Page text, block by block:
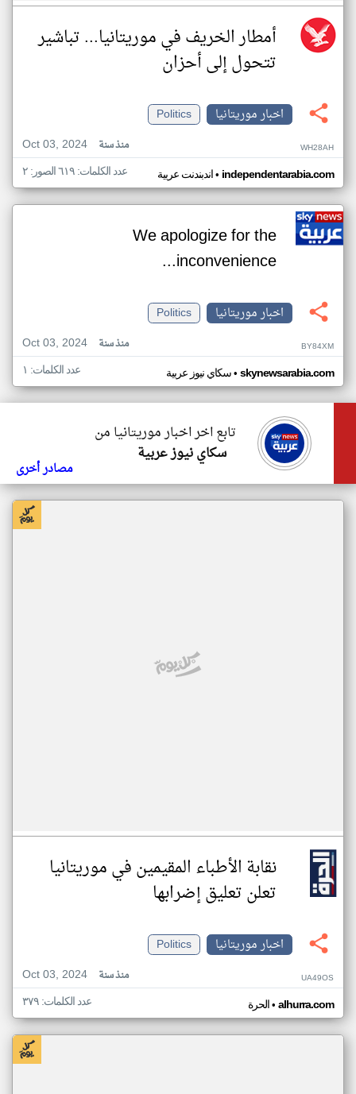
أمطار الخريف في موريتانيا... تباشير
تتحول إلى أحزان
اخبار موريتانيا
Politics
Oct 03, 2024
منذ سنة WH28AH
اندبندنت عربية• independentarabia.com عدد الكلمات: ٦١٩ الصور: ٢
We apologize for the
inconvenience...
اخبار موريتانيا
Politics
Oct 03, 2024
منذ سنة BY84XM
سكاي نيوز عربية• skynewsarabia.com عدد الكلمات: ١
تابع اخر اخبار موريتانيا من
سكاي نيوز عربية
مصادر أخرى
نقابة الأطباء المقيمين في موريتانيا
تعلن تعليق إضرابها
اخبار موريتانيا
Politics
Oct 03, 2024
منذ سنة UA49OS
الحرة• alhurra.com عدد الكلمات: ٣٧٩